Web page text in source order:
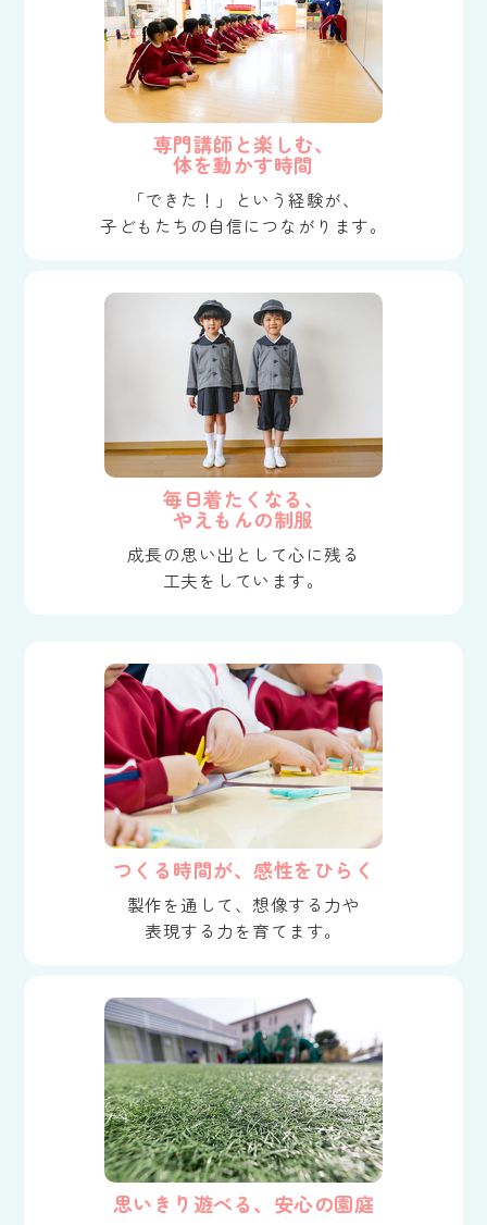
専門講師と楽しむ、
体を動かす時間
「できた！」という経験が、
子どもたちの自信につながります。
毎日着たくなる、
やえもんの制服
成長の思い出として心に残る
工夫をしています。
つくる時間が、感性をひらく
製作を通して、想像する力や
表現する力を育てます。
思いきり遊べる、安心の園庭